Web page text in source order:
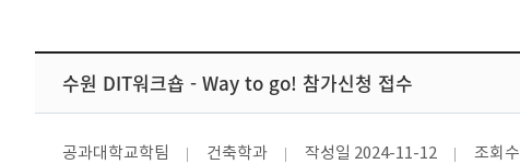
수원 DIT워크숍 - Way to go! 참가신청 접수
공과대학교학팀 건축학과 작성일 2024-11-12 조회수